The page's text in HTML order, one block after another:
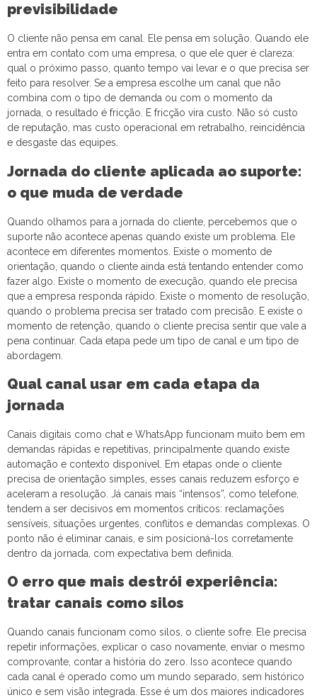
previsibilidade
O cliente não pensa em canal. Ele pensa em solução. Quando ele
entra em contato com uma empresa, o que ele quer é clareza:
qual o próximo passo, quanto tempo vai levar e o que precisa ser
feito para resolver. Se a empresa escolhe um canal que não
combina com o tipo de demanda ou com o momento da
jornada, o resultado é fricção. E fricção vira custo. Não só custo
de reputação, mas custo operacional em retrabalho, reincidência
e desgaste das equipes.
Jornada do cliente aplicada ao suporte:
o que muda de verdade
Quando olhamos para a jornada do cliente, percebemos que o
suporte não acontece apenas quando existe um problema. Ele
acontece em diferentes momentos. Existe o momento de
orientação, quando o cliente ainda está tentando entender como
fazer algo. Existe o momento de execução, quando ele precisa
que a empresa responda rápido. Existe o momento de resolução,
quando o problema precisa ser tratado com precisão. E existe o
momento de retenção, quando o cliente precisa sentir que vale a
pena continuar. Cada etapa pede um tipo de canal e um tipo de
abordagem.
Qual canal usar em cada etapa da
jornada
Canais digitais como chat e WhatsApp funcionam muito bem em
demandas rápidas e repetitivas, principalmente quando existe
automação e contexto disponível. Em etapas onde o cliente
precisa de orientação simples, esses canais reduzem esforço e
aceleram a resolução. Já canais mais “intensos”, como telefone,
tendem a ser decisivos em momentos críticos: reclamações
sensíveis, situações urgentes, conflitos e demandas complexas. O
ponto não é eliminar canais, e sim posicioná-los corretamente
dentro da jornada, com expectativa bem definida.
O erro que mais destrói experiência:
tratar canais como silos
Quando canais funcionam como silos, o cliente sofre. Ele precisa
repetir informações, explicar o caso novamente, enviar o mesmo
comprovante, contar a história do zero. Isso acontece quando
cada canal é operado como um mundo separado, sem histórico
único e sem visão integrada. Esse é um dos maiores indicadores